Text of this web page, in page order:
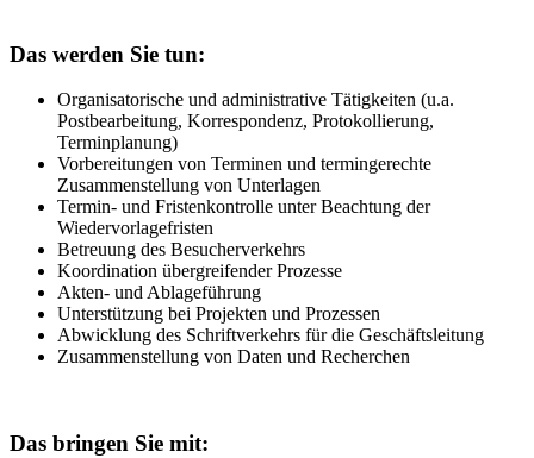
Das werden Sie tun:
Organisatorische und administrative Tätigkeiten (u.a.
Postbearbeitung, Korrespondenz, Protokollierung,
Terminplanung)
Vorbereitungen von Terminen und termingerechte
Zusammenstellung von Unterlagen
Termin- und Fristenkontrolle unter Beachtung der
Wiedervorlagefristen
Betreuung des Besucherverkehrs
Koordination übergreifender Prozesse
Akten- und Ablageführung
Unterstützung bei Projekten und Prozessen
Abwicklung des Schriftverkehrs für die Geschäftsleitung
Zusammenstellung von Daten und Recherchen
Das bringen Sie mit: